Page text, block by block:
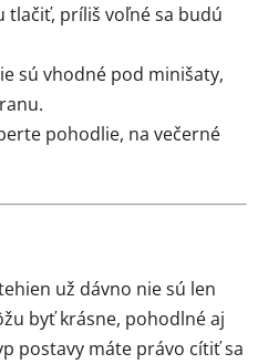
tlačiť, príliš voľné sa budú
sú vhodné pod minišaty,
pohodlie, na večerné
už dávno nie sú len
byť krásne, pohodlné aj
postavy máte právo cítiť sa